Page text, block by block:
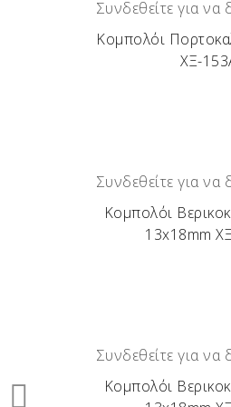
Συνδεθείτε για να
Κομπολόι
ΧΞ-
Συνδεθείτε για να
Κομπολόι
13x18mm
Συνδεθείτε για να
Κομπολόι